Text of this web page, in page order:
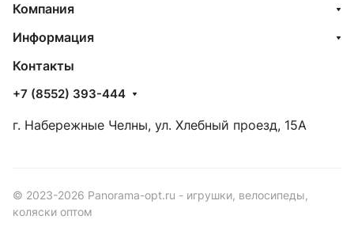
Компания
Информация
Контакты
+7 (8552) 393-444
г. Набережные Челны, ул. Хлебный проезд, 15А
© 2023-2026 Panorama-opt.ru - игрушки, велосипеды,
коляски оптом